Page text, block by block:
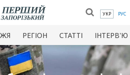
УКР РУС
РЕГІОН СТАТТІ ІНТЕРВ'Ю